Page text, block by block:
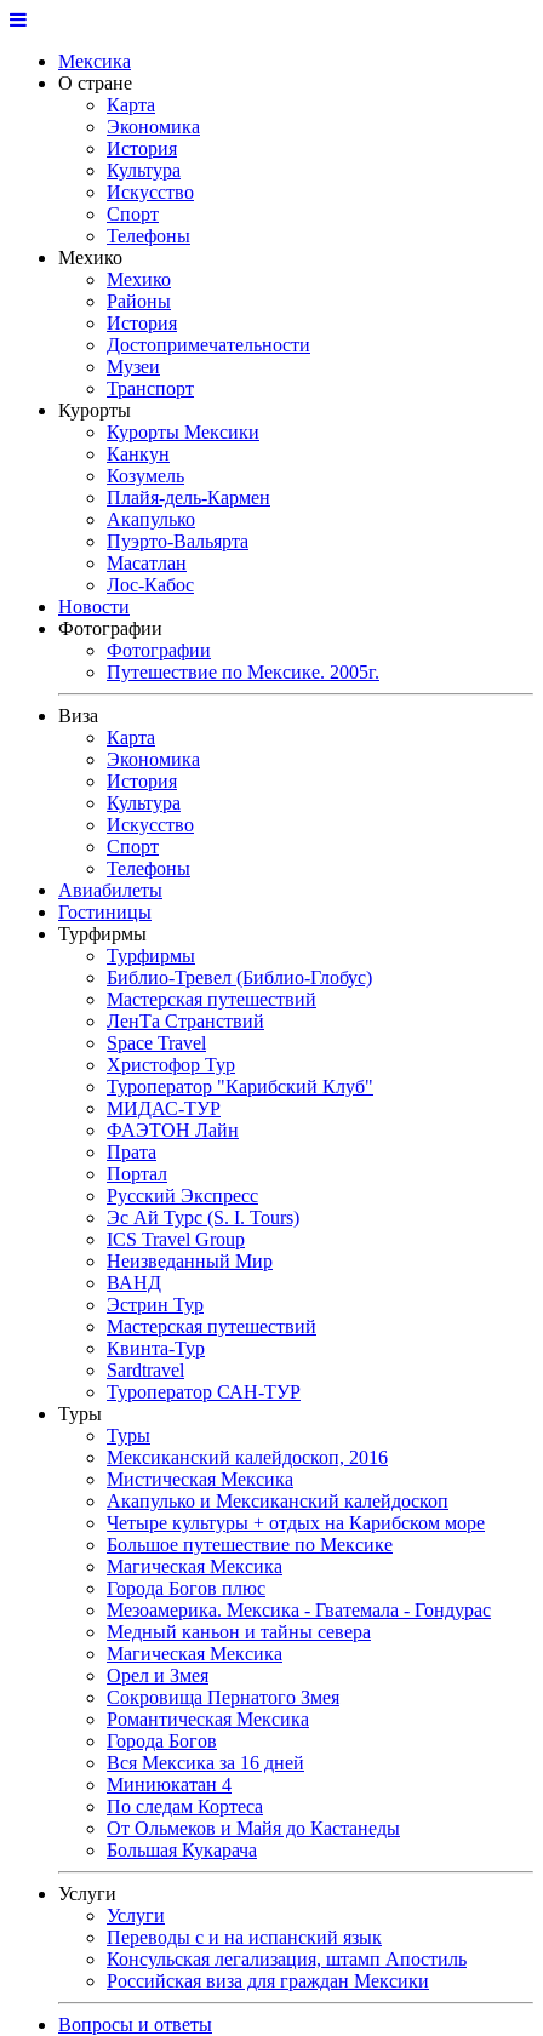
Мексика
О стране
Карта
Экономика
История
Культура
Искусство
Спорт
Телефоны
Мехико
Мехико
Районы
История
Достопримечательности
Музеи
Транспорт
Курорты
Курорты Мексики
Канкун
Козумель
Плайя-дель-Кармен
Акапулько
Пуэрто-Вальярта
Масатлан
Лос-Кабос
Новости
Фотографии
Фотографии
Путешествие по Мексике. 2005г.
Виза
Карта
Экономика
История
Культура
Искусство
Спорт
Телефоны
Авиабилеты
Гостиницы
Турфирмы
Турфирмы
Библио-Тревел (Библио-Глобус)
Мастерская путешествий
ЛенТа Странствий
Space Travel
Христофор Тур
Туроператор "Карибский Клуб"
МИДАС-ТУР
ФАЭТОН Лайн
Прата
Портал
Русский Экспресс
Эс Ай Турс (S. I. Tours)
ICS Travel Group
Неизведанный Мир
ВАНД
Эстрин Тур
Мастерская путешествий
Квинта-Тур
Sardtravel
Туроператор САН-ТУР
Туры
Туры
Мексиканский калейдоскоп, 2016
Мистическая Мексика
Акапулько и Мексиканский калейдоскоп
Четыре культуры + отдых на Карибском море
Большое путешествие по Мексике
Магическая Мексика
Города Богов плюс
Мезоамерика. Мексика - Гватемала - Гондурас
Медный каньон и тайны севера
Магическая Мексика
Орел и Змея
Сокровища Пернатого Змея
Романтическая Мексика
Города Богов
Вся Мексика за 16 дней
Миниюкатан 4
По следам Кортеса
От Ольмеков и Майя до Кастанеды
Большая Кукарача
Услуги
Услуги
Переводы с и на испанский язык
Консульская легализация, штамп Апостиль
Российская виза для граждан Мексики
Вопросы и ответы